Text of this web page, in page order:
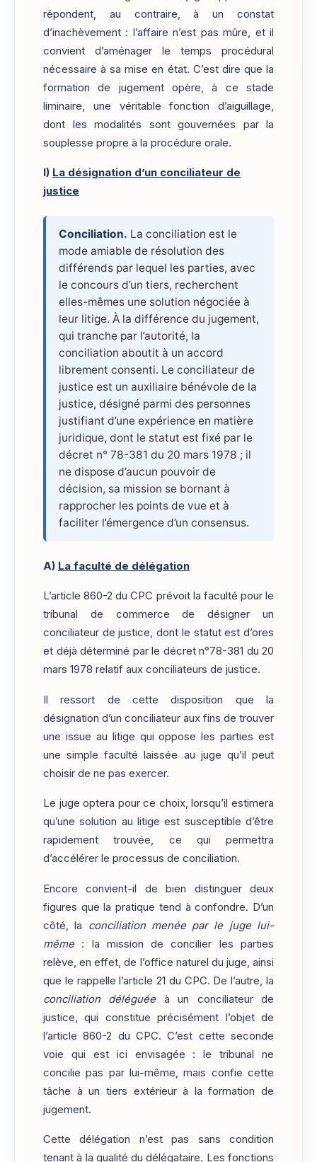
répondent, au contraire, à un constat
d’inachèvement : l’affaire n’est pas mûre, et il
convient d’aménager le temps procédural
nécessaire à sa mise en état. C’est dire que la
formation de jugement opère, à ce stade
liminaire, une véritable fonction d’aiguillage,
dont les modalités sont gouvernées par la
souplesse propre à la procédure orale.
I) La désignation d’un conciliateur de
justice
Conciliation. La conciliation est le
mode amiable de résolution des
différends par lequel les parties, avec
le concours d’un tiers, recherchent
elles-mêmes une solution négociée à
leur litige. À la différence du jugement,
qui tranche par l’autorité, la
conciliation aboutit à un accord
librement consenti. Le conciliateur de
justice est un auxiliaire bénévole de la
justice, désigné parmi des personnes
justifiant d’une expérience en matière
juridique, dont le statut est fixé par le
décret n° 78-381 du 20 mars 1978 ; il
ne dispose d’aucun pouvoir de
décision, sa mission se bornant à
rapprocher les points de vue et à
faciliter l’émergence d’un consensus.
A) La faculté de délégation
L’article 860-2 du CPC prévoit la faculté pour le
tribunal de commerce de désigner un
conciliateur de justice, dont le statut est d’ores
et déjà déterminé par le décret n°78-381 du 20
mars 1978 relatif aux conciliateurs de justice.
Il ressort de cette disposition que la
désignation d’un conciliateur aux fins de trouver
une issue au litige qui oppose les parties est
une simple faculté laissée au juge qu’il peut
choisir de ne pas exercer.
Le juge optera pour ce choix, lorsqu’il estimera
qu’une solution au litige est susceptible d’être
rapidement trouvée, ce qui permettra
d’accélérer le processus de conciliation.
Encore convient-il de bien distinguer deux
figures que la pratique tend à confondre. D’un
côté, la conciliation menée par le juge lui-
même: la mission de concilier les parties
relève, en effet, de l’office naturel du juge, ainsi
que le rappelle l’article 21 du CPC. De l’autre, la
conciliation déléguéeà un conciliateur de
justice, qui constitue précisément l’objet de
l’article 860-2 du CPC. C’est cette seconde
voie qui est ici envisagée : le tribunal ne
concilie pas par lui-même, mais confie cette
tâche à un tiers extérieur à la formation de
jugement.
Cette délégation n’est pas sans condition
tenant à la qualité du délégataire. Les fonctions